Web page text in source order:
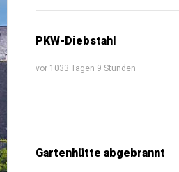
PKW-Diebstahl
vor 1033 Tagen 9 Stunden
Gartenhütte abgebrannt